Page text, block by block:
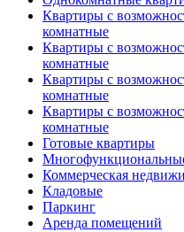
Квартиры с
комнатные
Квартиры с
комнатные
Квартиры с
комнатные
Квартиры с
комнатные
Готовые квартиры
Коммерческая
Кладовые
Паркинг
Аренда помещений